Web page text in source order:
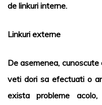
de linkuri interne.
Linkuri externe
De asemenea,
veti dori sa efectuati o
exista probleme